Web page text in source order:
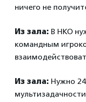
ничего не
Из зала: В НКО
командным
Из зала: Нужно